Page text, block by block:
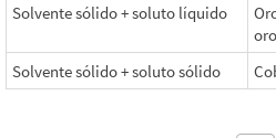
Solvente sólido + soluto líquido
oro
Solvente sólido + soluto sólido